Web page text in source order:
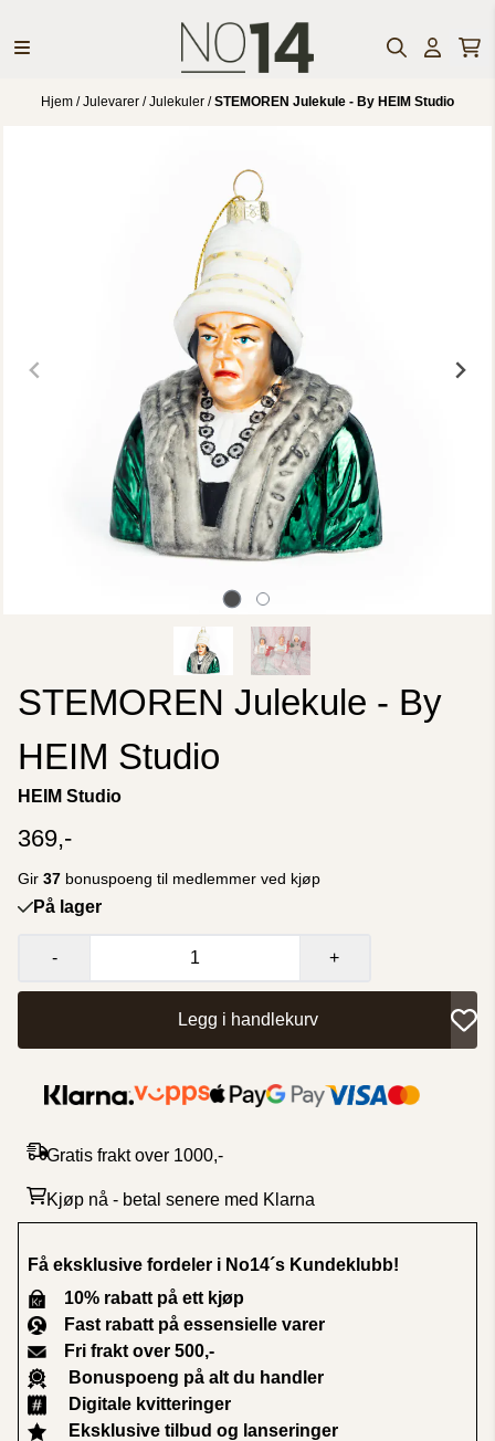
Hjem /Julevarer /Julekuler /STEMOREN Julekule - By HEIM Studio
STEMOREN Julekule - By
HEIM Studio
HEIM Studio
369,-
Gir 37 bonuspoeng til medlemmer ved kjøp
På lager
- +
Legg i handlekurv
Gratis frakt over 1000,-
Kjøp nå - betal senere med Klarna
Få eksklusive fordeler i No14´s Kundeklubb!
10% rabatt på ett kjøp
Fast rabatt på essensielle varer
Fri frakt over 500,-
Bonuspoeng på alt du handler
Digitale kvitteringer
Eksklusive tilbud og lanseringer